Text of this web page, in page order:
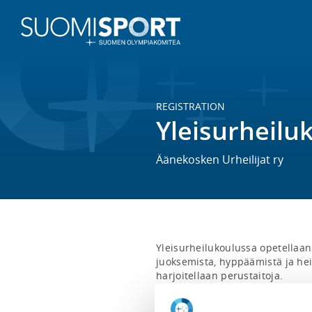
REGISTRATION
Äänekosken Urheilijat ry
Yleisurheilukoulussa
juoksemista, hyppäämistä ja
harjoitellaan perustaitoja.
Ryhmä sopii niin enemmän